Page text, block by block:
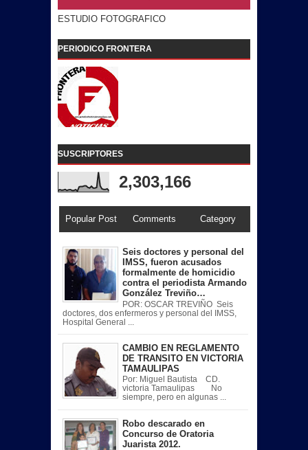
ESTUDIO FOTOGRAFICO
PERIODICO FRONTERA
SUSCRIPTORES
2,303,166
Popular Post Comments Category
Seis doctores y personal del
IMSS, fueron acusados
formalmente de homicidio
contra el periodista Armando
González Treviño…
POR: OSCAR TREVIÑO Seis
doctores, dos enfermeros y personal del IMSS,
Hospital General ...
CAMBIO EN REGLAMENTO
DE TRANSITO EN VICTORIA
TAMAULIPAS
Por: Miguel Bautista CD.
victoria Tamaulipas No
siempre, pero en algunas ...
Robo descarado en
Concurso de Oratoria
Juarista 2012.